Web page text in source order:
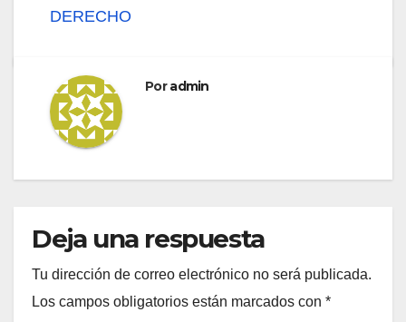
DERECHO
Poradmin
Deja una respuesta
Tu dirección de correo electrónico no será publicada.
Los campos obligatorios están marcados con *